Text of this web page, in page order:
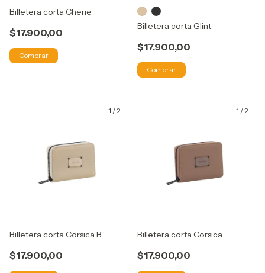
Billetera corta Cherie
$17.900,00
Comprar
Billetera corta Glint
$17.900,00
Comprar
1 /2
Billetera corta Corsica B
$17.900,00
1 /2
Billetera corta Corsica
$17.900,00